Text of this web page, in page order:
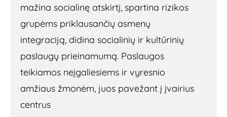
mažina socialinę atskirtį, spartina rizikos
grupėms priklausančių asmenų
integraciją, didina socialinių ir kultūrinių
paslaugų prieinamumą. Paslaugos
teikiamos neįgaliesiems ir vyresnio
amžiaus žmonėm, juos pavežant į įvairius
centrus